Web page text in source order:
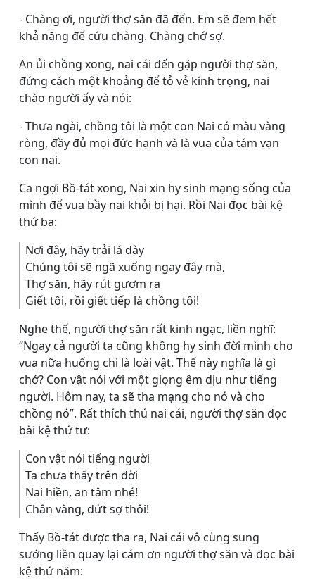
- Chàng ơi, người thợ săn đã đến. Em sẽ đem hết
khả năng để cứu chàng. Chàng chớ sợ.
An ủi chồng xong, nai cái đến gặp người thợ săn,
đứng cách một khoảng để tỏ vẻ kính trọng, nai
chào người ấy và nói:
- Thưa ngài, chồng tôi là một con Nai có màu vàng
ròng, đầy đủ mọi đức hạnh và là vua của tám vạn
con nai.
Ca ngợi Bồ-tát xong, Nai xin hy sinh mạng sống của
mình để vua bầy nai khỏi bị hại. Rồi Nai đọc bài kệ
thứ ba:
Nơi đây, hãy trải lá dày
Chúng tôi sẽ ngã xuống ngay đây mà,
Thợ săn, hãy rút gươm ra
Giết tôi, rồi giết tiếp là chồng tôi!
Nghe thế, người thợ săn rất kinh ngạc, liền nghĩ:
“Ngay cả người ta cũng không hy sinh đời mình cho
vua nữa huống chi là loài vật. Thế này nghĩa là gì
chớ? Con vật nói với một giọng êm dịu như tiếng
người. Hôm nay, ta sẽ tha mạng cho nó và cho
chồng nó”. Rất thích thú nai cái, người thợ săn đọc
bài kệ thứ tư:
Con vật nói tiếng người
Ta chưa thấy trên đời
Nai hiền, an tâm nhé!
Chân vàng, dứt sợ thôi!
Thấy Bồ-tát được tha ra, Nai cái vô cùng sung
sướng liền quay lại cám ơn người thợ săn và đọc bài
kệ thứ năm: